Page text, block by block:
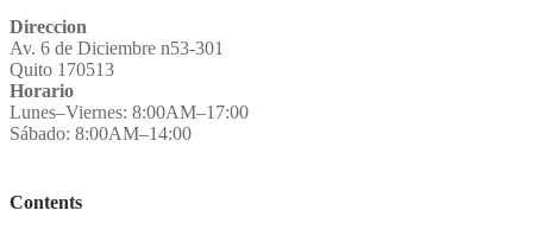
Direccion
Av. 6 de Diciembre n53-301
Quito 170513
Horario
Lunes–Viernes: 8:00AM–17:00
Sábado: 8:00AM–14:00
Contents